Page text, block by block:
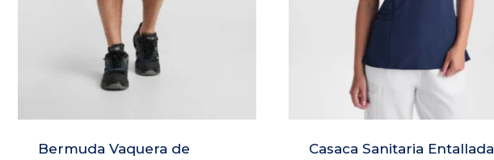
Bermuda Vaquera de
Casaca Sanitaria Entallada